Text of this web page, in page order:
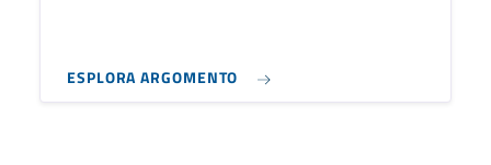
ESPLORA ARGOMENTO